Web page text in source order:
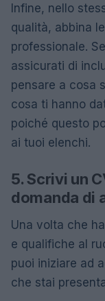
Infine, nello
qualità, abbina
professionale.
assicurati di
pensare a cosa
cosa ti hanno
poiché questo
ai tuoi elenchi.
5. Scrivi un
domanda di
Una volta che
e qualifiche al
puoi iniziare ad
che stai